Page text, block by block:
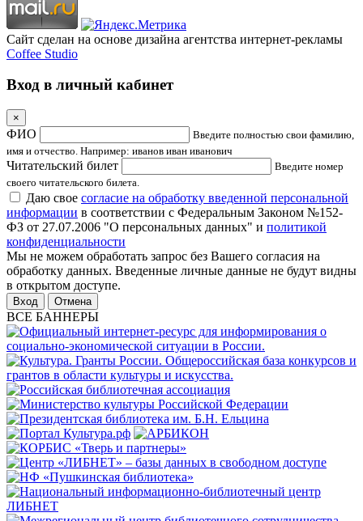
Сайт сделан на основе дизайна агентства интернет-рекламы
Coffee Studio
Вход в личный кабинет
×
ФИО
Введите полностью свои фамилию,
имя и отчество. Например: иванов иван иванович
Читательский билет
Введите номер
своего читательского билета.
Даю свое согласие на обработку введенной персональной
информации в соответствии с Федеральным Законом №152-
ФЗ от 27.07.2006 "О персональных данных" и политикой
конфиденциальности
Мы не можем обработать запрос без Вашего согласия на
обработку данных. Введенные личные данные не будут видны
в открытом доступе.
Отмена
ВСЕ БАННЕРЫ